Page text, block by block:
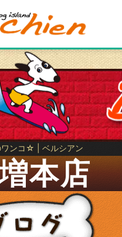
ンコ☆ | ベルシアン
本店